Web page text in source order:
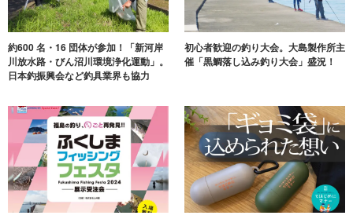
約600 名・16 団体が参加！「新河岸
川放水路・びん沼川環境浄化運動」。
日本釣振興会など釣具業界も協力
初心者歓迎の釣り大会。大島製作所主
催「黒鯛落し込み釣り大会」盛況！